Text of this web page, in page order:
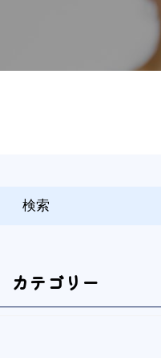
カテゴリー